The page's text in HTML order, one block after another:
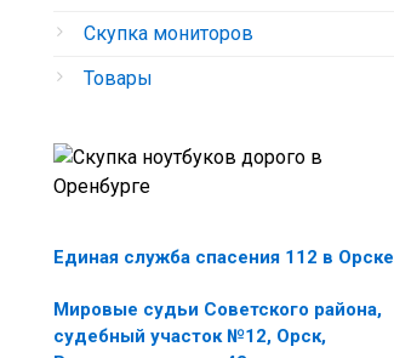
Скупка мониторов
Товары
Единая служба спасения 112 в Орске
Мировые судьи Советского района,
судебный участок №12, Орск,